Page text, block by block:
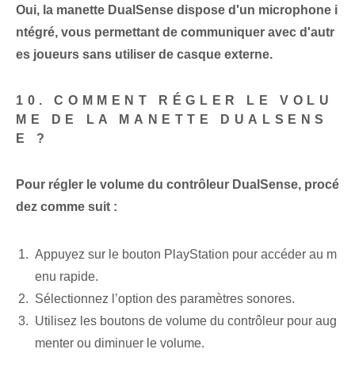
Oui, la manette DualSense dispose d'un microphone i
ntégré, vous permettant de communiquer avec d'autr
es joueurs sans utiliser de casque externe.
10. COMMENT RÉGLER LE VOLU
ME DE LA MANETTE DUALSENS
E ?
Pour régler le volume du contrôleur DualSense, procé
dez comme suit :
Appuyez sur le bouton PlayStation pour accéder au m
enu rapide.
Sélectionnez l’option des paramètres sonores.
Utilisez les boutons de volume du contrôleur pour aug
menter ou diminuer le volume.